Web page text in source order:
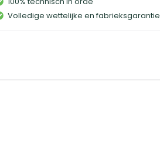
Volledige wettelijke en fabrieksgarantie